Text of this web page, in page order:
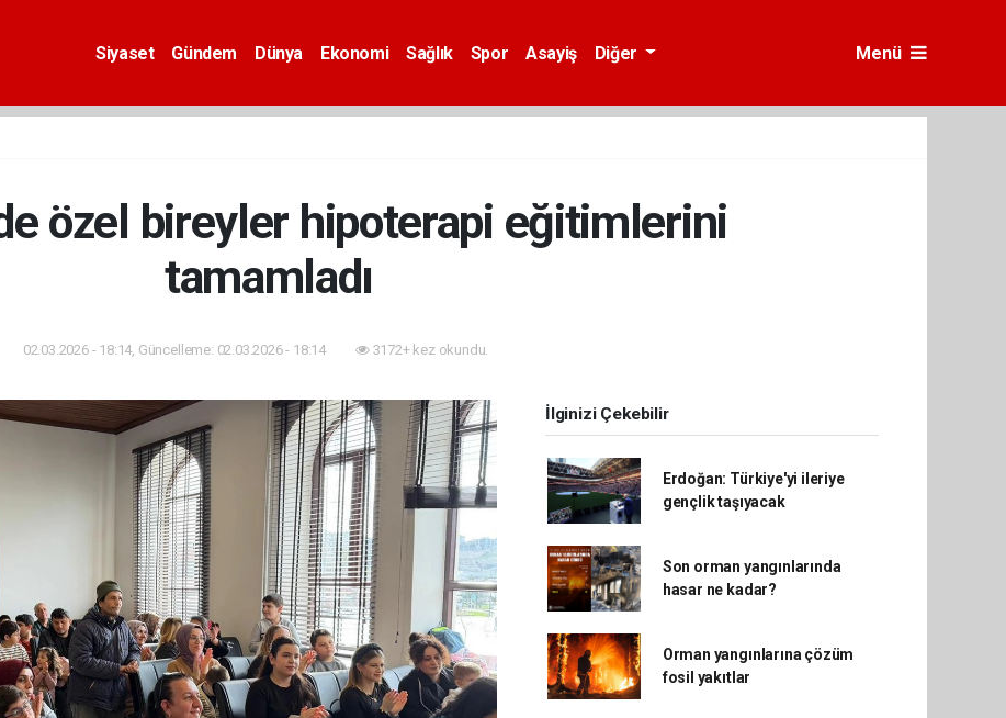
Siyaset Gündem Dünya Ekonomi Sağlık Spor Asayiş Diğer Menü
özel bireyler hipoterapi eğitimlerini
tamamladı
02.03.2026 - 18:14, Güncelleme: 02.03.2026 - 18:14 3172+ kez okundu.
İlginizi Çekebilir
Erdoğan: Türkiye'yi ileriye
gençlik taşıyacak
Son orman yangınlarında
hasar ne kadar?
Orman yangınlarına çözüm
fosil yakıtlar